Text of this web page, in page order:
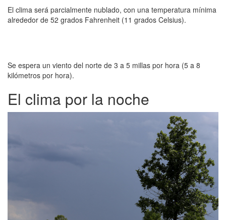
El clima será parcialmente nublado, con una temperatura mínima
alrededor de 52 grados Fahrenheit (11 grados Celsius).
Se espera un viento del norte de 3 a 5 millas por hora (5 a 8
kilómetros por hora).
El clima por la noche